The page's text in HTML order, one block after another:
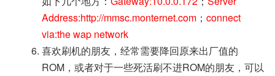
Address:http://mmsc.monternet.com ； connect
via:the wap network
喜欢刷机的朋友，经常需要降回原来出厂值的
ROM，或者对于一些死活刷不进ROM的朋友，可以